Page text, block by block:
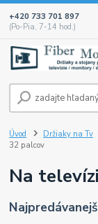
+420 733 701 897
(Po-Pia, 7-14 hod.)
Úvod Držiaky na Tv
32 palcov
Na